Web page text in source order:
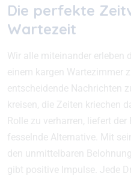
Die perfekte
Wartezeit
Wir alle miteinander erleben
einem kargen Wartezimmer
entscheidende Nachrichten
kreisen, die Zeiten kriechen
Rolle zu verharren, liefert
fesselnde Alternative. Mit
den unmittelbaren
gibt positive Impulse. Jede